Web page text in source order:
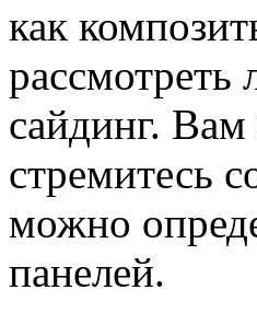
как
сайдинг.
стремитесь
можно
панелей.